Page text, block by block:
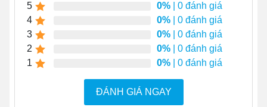
Bếp tạo lửa xanh, không làm cháy đen đáy nồi,
chảo khi đun nấu.
Nhiệt độ bếp có thể điều chỉnh linh hoạt, giúp quá
trình chế biến diễn ra thuận lợi, tối ưu chi phí vận
Chiều cao bếp có thể điều chỉnh linh hoạt cho phù
5 0% | 0 đánh giá
4
0% | 0 đánh giá
3
0% | 0 đánh giá
2
0% | 0 đánh giá
1
0% | 0 đánh giá
ĐÁNH GIÁ NGAY